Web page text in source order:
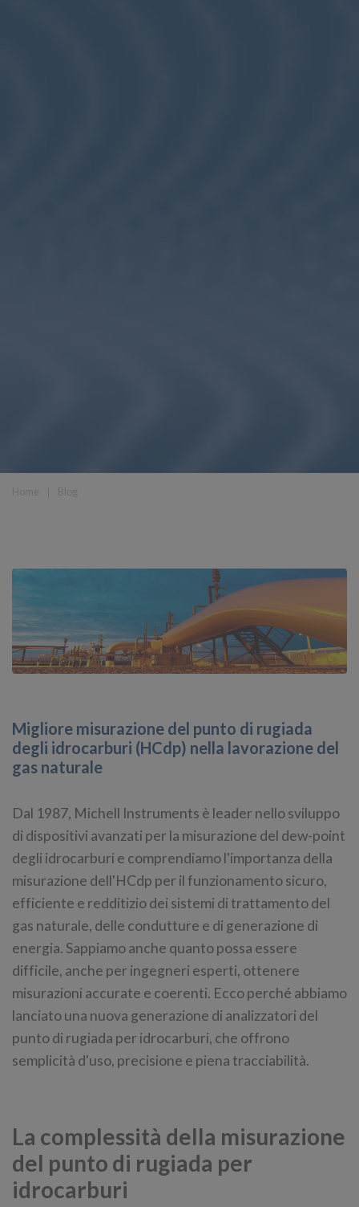
Migliore misurazione del punto di rugiada
degli idrocarburi (HCdp) nella lavorazione del
gas naturale
Dal 1987, Michell Instruments è leader nello sviluppo
di dispositivi avanzati per la misurazione del dew-point
degli idrocarburi e comprendiamo l'importanza della
misurazione dell'HCdp per il funzionamento sicuro,
efficiente e redditizio dei sistemi di trattamento del
gas naturale, delle condutture e di generazione di
energia. Sappiamo anche quanto possa essere
difficile, anche per ingegneri esperti, ottenere
misurazioni accurate e coerenti. Ecco perché abbiamo
lanciato una nuova generazione di analizzatori del
punto di rugiada per idrocarburi, che offrono
semplicità d'uso, precisione e piena tracciabilità.
La complessità della misurazione
del punto di rugiada per
idrocarburi